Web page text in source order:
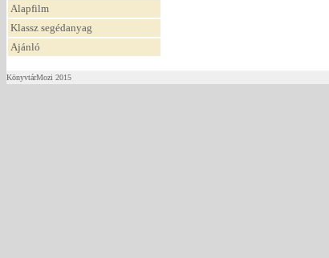
Alapfilm
Klassz segédanyag
Ajánló
KönyvtárMozi 2015